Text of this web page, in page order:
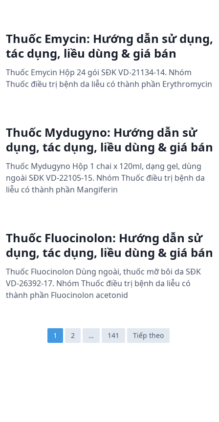
Thuốc Emycin: Hướng dẫn sử dụng,
tác dụng, liều dùng & giá bán
Thuốc Emycin Hộp 24 gói SĐK VD-21134-14. Nhóm
Thuốc điều trị bệnh da liễu có thành phần Erythromycin
Thuốc Mydugyno: Hướng dẫn sử
dụng, tác dụng, liều dùng & giá bán
Thuốc Mydugyno Hộp 1 chai x 120ml, dạng gel, dùng
ngoài SĐK VD-22105-15. Nhóm Thuốc điều trị bệnh da
liễu có thành phần Mangiferin
Thuốc Fluocinolon: Hướng dẫn sử
dụng, tác dụng, liều dùng & giá bán
Thuốc Fluocinolon Dùng ngoài, thuốc mỡ bôi da SĐK
VD-26392-17. Nhóm Thuốc điều trị bệnh da liễu có
thành phần Fluocinolon acetonid
1 2 … 141 Tiếp theo